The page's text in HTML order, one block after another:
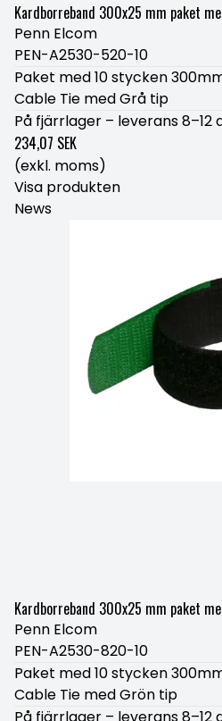
Kardborreband 300x25 mm paket
Penn Elcom
PEN-A2530-520-10
Paket med 10 stycken
Cable Tie med Grå tip
På fjärrlager – leverans 8–12
234,07 SEK
(exkl. moms)
Visa produkten
News
Kardborreband 300x25 mm paket
Penn Elcom
PEN-A2530-820-10
Paket med 10 stycken
Cable Tie med Grön tip
På fjärrlager – leverans 8–12